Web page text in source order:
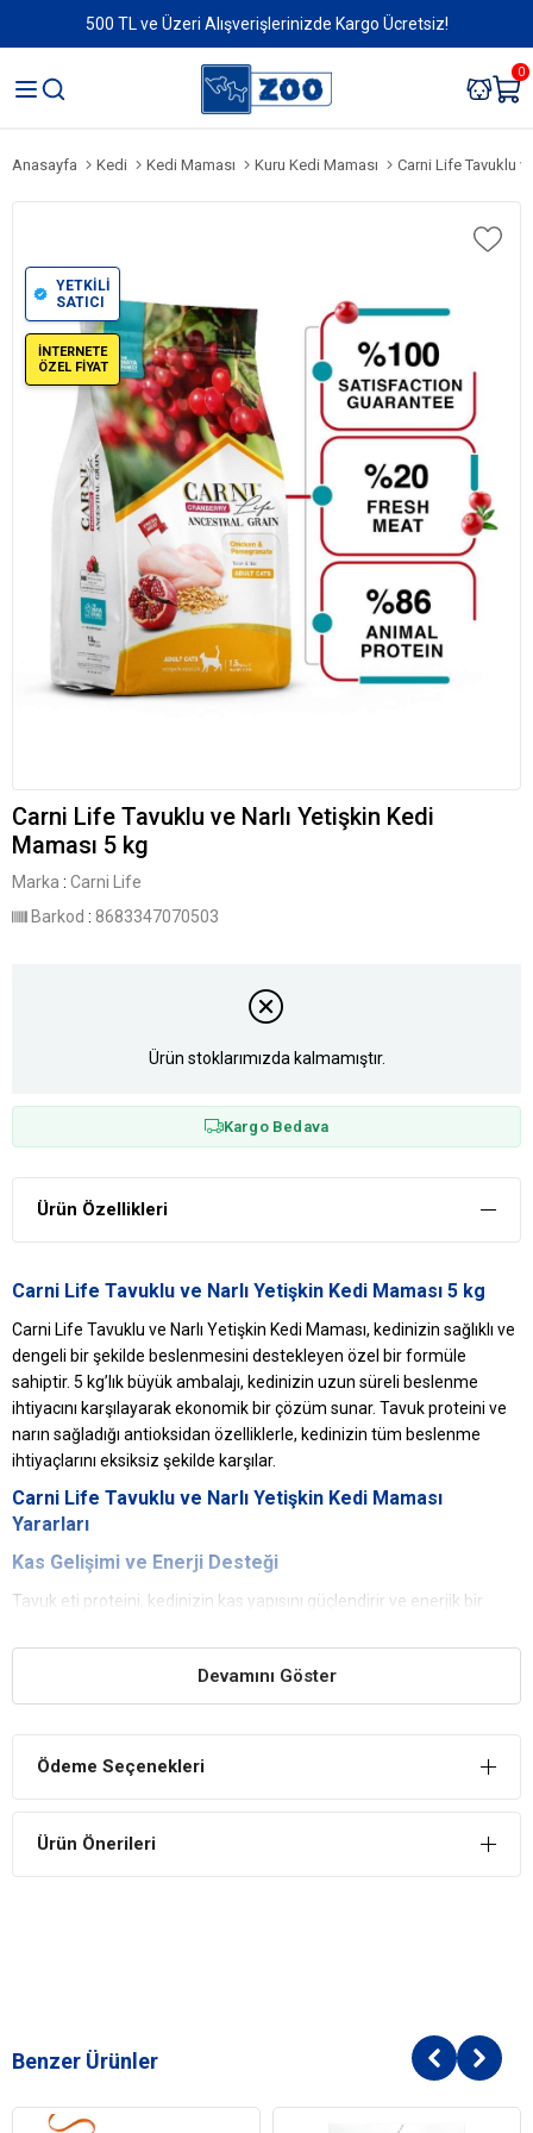
500 TL ve Üzeri Alışverişlerinizde Kargo Ücretsiz!
0
Anasayfa Kedi Kedi Maması Kuru Kedi Maması Carni Life Tavuklu
YETKİLİ
SATICI
İNTERNETE
ÖZEL FİYAT
Carni Life Tavuklu ve Narlı Yetişkin Kedi
Maması 5 kg
Marka : Carni Life
Barkod : 8683347070503
Ürün stoklarımızda kalmamıştır.
Kargo Bedava
Ürün Özellikleri
Carni Life Tavuklu ve Narlı Yetişkin Kedi Maması 5 kg
Carni Life Tavuklu ve Narlı Yetişkin Kedi Maması, kedinizin sağlıklı ve
dengeli bir şekilde beslenmesini destekleyen özel bir formüle
sahiptir. 5 kg’lık büyük ambalajı, kedinizin uzun süreli beslenme
ihtiyacını karşılayarak ekonomik bir çözüm sunar. Tavuk proteini ve
narın sağladığı antioksidan özelliklerle, kedinizin tüm beslenme
ihtiyaçlarını eksiksiz şekilde karşılar.
Carni Life Tavuklu ve Narlı Yetişkin Kedi Maması
Yararları
Kas Gelişimi ve Enerji Desteği
Tavuk eti proteini, kedinizin kas yapısını güçlendirir ve enerjik bir
tüm protein ve enerjiyi sağlar.
güçlendirir. Serbest radikalleri temizler ve hastalıklara karşı direnç
Vitamin ve Mineral Desteği
A, D3 ve E vitaminleri ile çinko, demir ve selenyum gibi mineraller,
Devamını Göster
Ödeme Seçenekleri
Ürün Önerileri
Benzer Ürünler